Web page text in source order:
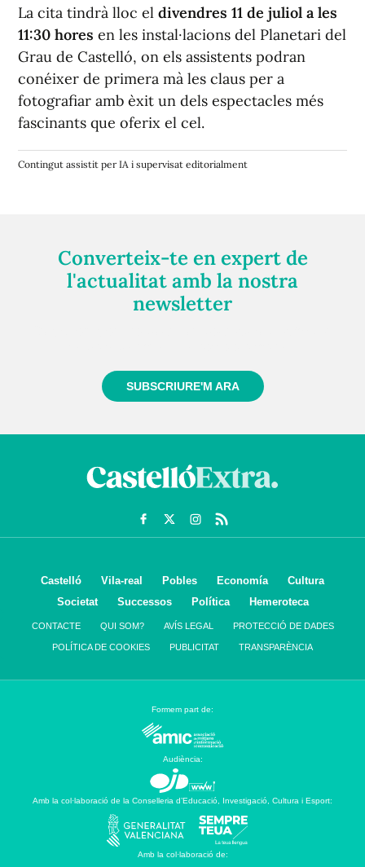
La cita tindrà lloc el divendres 11 de juliol a les
11:30 hores en les instal·lacions del Planetari del
Grau de Castelló, on els assistents podran
conéixer de primera mà les claus per a
fotografiar amb èxit un dels espectacles més
fascinants que oferix el cel.
Contingut assistit per IA i supervisat editorialment
Converteix-te en expert de
l'actualitat amb la nostra
newsletter
SUBSCRIURE'M ARA
Castelló Vila-real Pobles Economía
Cultura
Societat
Successos Política Hemeroteca
CONTACTE QUI SOM? AVÍS LEGAL PROTECCIÓ DE DADES
POLÍTICA DE COOKIES PUBLICITAT TRANSPARÈNCIA
Formem part de:
Audiència:
Amb la col·laboració de la Conselleria d’Educació, Investigació, Cultura i Esport:
Amb la col·laboració de: